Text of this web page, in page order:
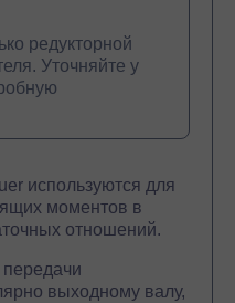
редукторной
Уточняйте у
используются для
моментов в
отношений.
выходному валу,